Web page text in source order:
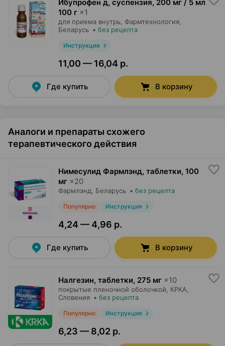
Ибупрофен д, суспензия, 200 мг / 5 мл
100 г ×1
для приема внутрь, Фармтехнология
Беларусь • без рецепта
Инструкция
11,00 — 16,04 р.
Где купить В корзину
Аналоги и препараты схожего
терапевтического действия
Нимесулид Фармлэнд, таблетки, 100
мг ×20
Фармлэнд , Беларусь • без рецепта
Популярно Инструкция
4,24 — 4,96 р.
Где купить В корзину
Налгезин, таблетки, 275 мг ×10
покрытые пленочной оболочкой, КРКА
Словения • без рецепта
Популярно Инструкция
6,23 — 8,02 р.